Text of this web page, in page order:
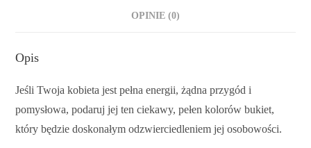
OPINIE (0)
Opis
Jeśli Twoja kobieta jest pełna energii, żądna przygód i
pomysłowa, podaruj jej ten ciekawy, pełen kolorów bukiet,
który będzie doskonałym odzwierciedleniem jej osobowości.